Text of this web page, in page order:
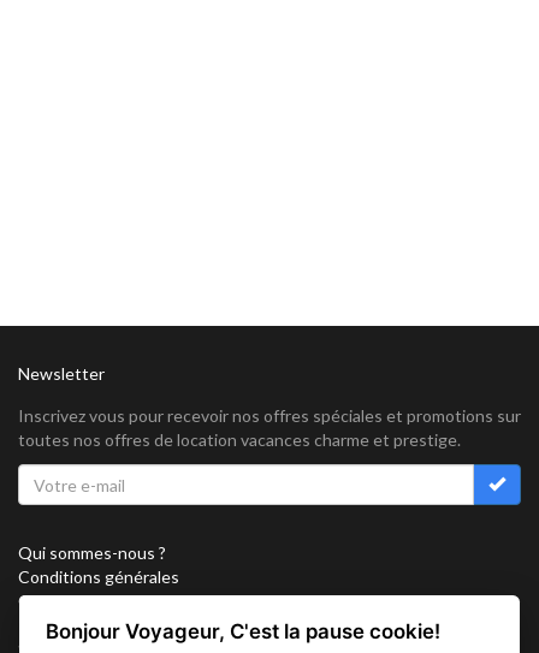
Newsletter
Inscrivez vous pour recevoir nos offres spéciales et promotions sur
toutes nos offres de location vacances charme et prestige.
Qui sommes-nous ?
Conditions générales
Confidentialité
Partenariat
Bonjour Voyageur, C'est la pause cookie!